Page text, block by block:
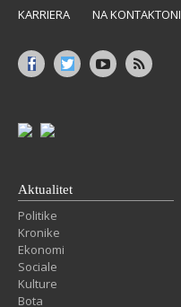
KARRIERA NA KONTAKTONI
Aktualitet
Politike
Kronike
Ekonomi
Sociale
Kulture
Bota